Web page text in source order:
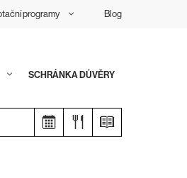
programy Blog
SCHRÁNKA DŮVĚRY